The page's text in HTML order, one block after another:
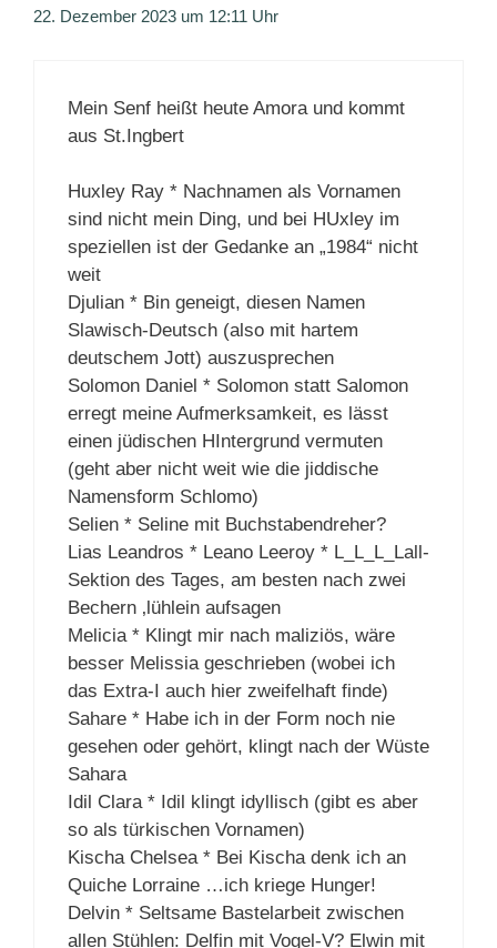
22. Dezember 2023 um 12:11 Uhr
Mein Senf heißt heute Amora und kommt
aus St.Ingbert
Huxley Ray * Nachnamen als Vornamen
sind nicht mein Ding, und bei HUxley im
speziellen ist der Gedanke an „1984“ nicht
weit
Djulian * Bin geneigt, diesen Namen
Slawisch-Deutsch (also mit hartem
deutschem Jott) auszusprechen
Solomon Daniel * Solomon statt Salomon
erregt meine Aufmerksamkeit, es lässt
einen jüdischen HIntergrund vermuten
(geht aber nicht weit wie die jiddische
Namensform Schlomo)
Selien * Seline mit Buchstabendreher?
Lias Leandros * Leano Leeroy * L_L_L_Lall-
Sektion des Tages, am besten nach zwei
Bechern ‚lühlein aufsagen
Melicia * Klingt mir nach maliziös, wäre
besser Melissia geschrieben (wobei ich
das Extra-I auch hier zweifelhaft finde)
Sahare * Habe ich in der Form noch nie
gesehen oder gehört, klingt nach der Wüste
Sahara
Idil Clara * Idil klingt idyllisch (gibt es aber
so als türkischen Vornamen)
Kischa Chelsea * Bei Kischa denk ich an
Quiche Lorraine …ich kriege Hunger!
Delvin * Seltsame Bastelarbeit zwischen
allen Stühlen: Delfin mit Vogel-V? Elwin mit